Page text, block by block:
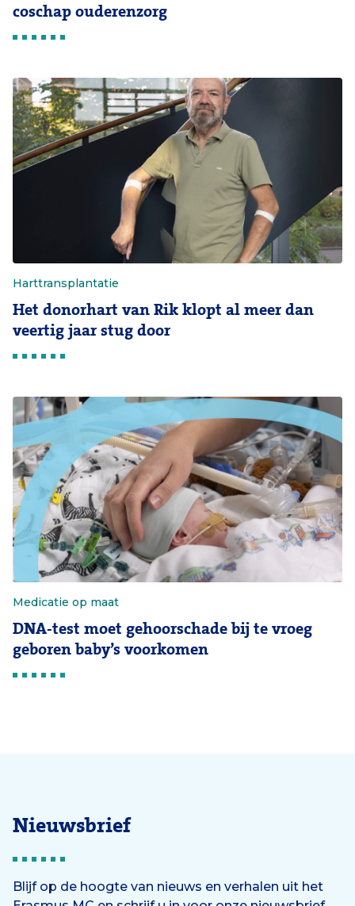
coschap ouderenzorg
Harttransplantatie
Het donorhart van Rik klopt al meer dan
veertig jaar stug door
Medicatie op maat
DNA-test moet gehoorschade bij te vroeg
geboren baby’s voorkomen
Nieuwsbrief
Blijf op de hoogte van nieuws en verhalen uit het